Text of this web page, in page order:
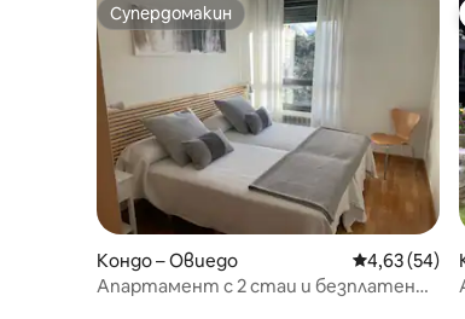
Супердомакин
Супердомакин
Кондо – Овиедо Средна
4,63 (54)
Апартамент с 2 стаи и безплатен